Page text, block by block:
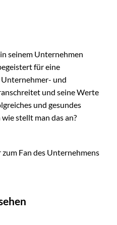
seinem Unternehmen
für eine
Unternehmer- und
und seine Werte
und gesundes
stellt man das an?
Fan des Unternehmens